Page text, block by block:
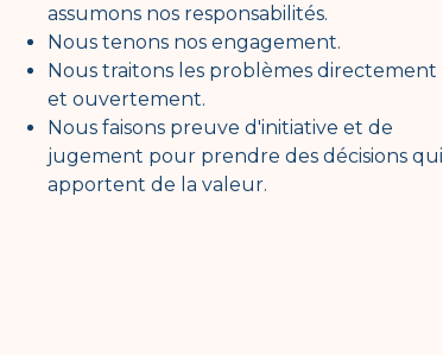
assumons nos responsabilités.
Nous tenons nos engagement.
Nous traitons les problèmes directement
et ouvertement.
Nous faisons preuve d'initiative et de
jugement pour prendre des décisions qui
apportent de la valeur.